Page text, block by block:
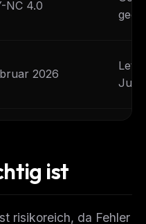
NC 4.0
2026
Juni
ist
risikoreich, da Fehler